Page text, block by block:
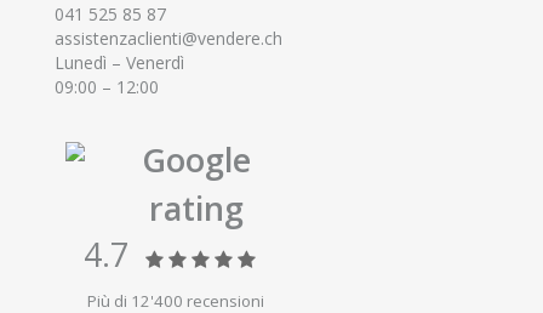
041 525 85 87
assistenzaclienti@vendere.ch
Lunedì – Venerdì
09:00 – 12:00
Google
rating
4.7
Più di 12'400 recensioni